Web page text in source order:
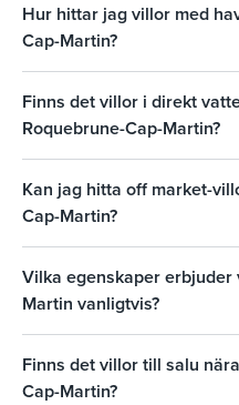
Hur hittar jag villor med
Cap-Martin?
Finns det villor i direkt
Roquebrune-Cap-Martin?
Kan jag hitta off market-
Cap-Martin?
Vilka egenskaper
Martin vanligtvis?
Finns det villor till salu
Cap-Martin?